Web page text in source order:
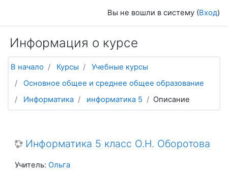
Вы не вошли в систему (Вход)
Информация о курсе
В начало Курсы
Учебные курсы
Основное общее и среднее общее образование
Информатика
информатика 5 Описание
Информатика 5 класс О.Н. Оборотова
Учитель: Ольга